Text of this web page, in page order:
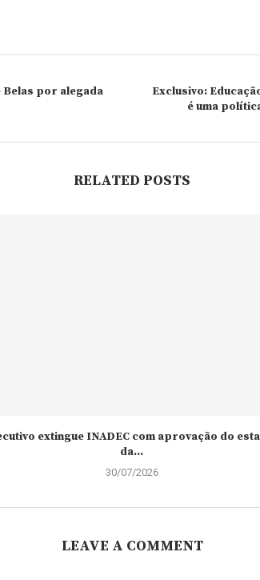
Belas por alegada
Exclusivo:
é uma
RELATED POSTS
extingue INADEC com aprovação do
da...
30/07/2026
LEAVE A COMMENT